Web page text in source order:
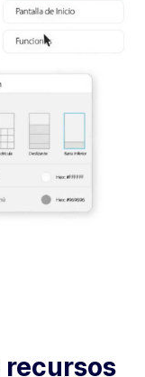
recursos